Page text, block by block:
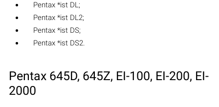
Pentax *ist DL;
Pentax *ist DL2;
Pentax *ist DS;
Pentax *ist DS2.
Pentax 645D, 645Z, EI-100, EI-200, EI-
2000